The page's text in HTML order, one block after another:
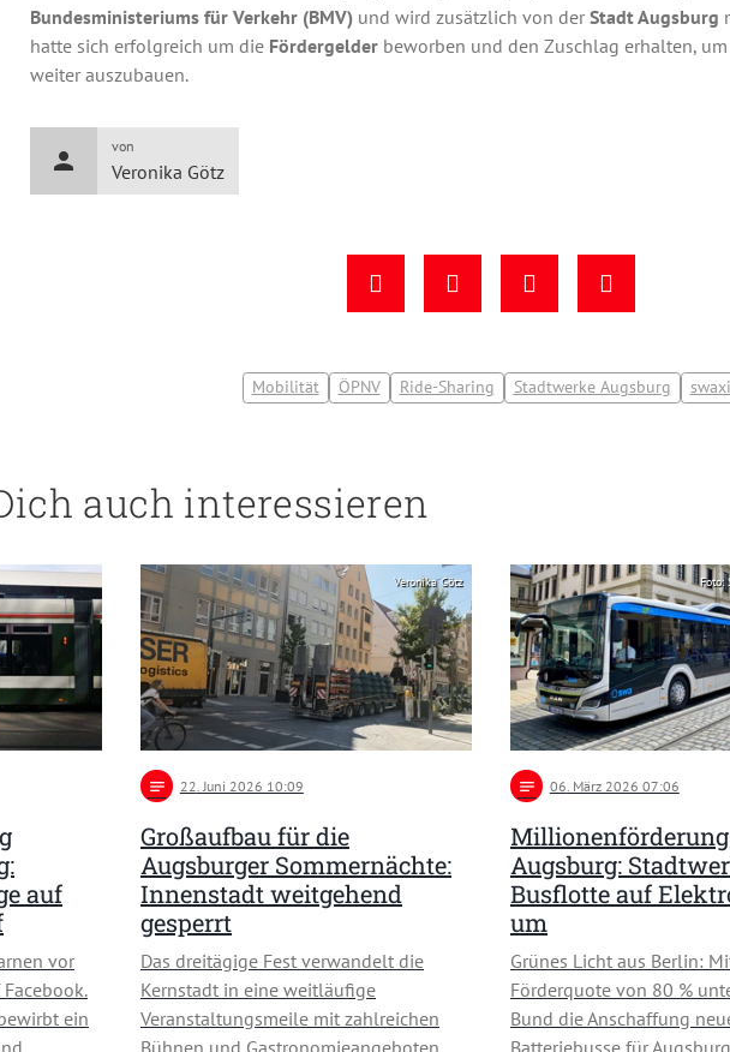
Bundesministeriums für Verkehr (BMV) und wird zusätzlich von der Stadt Augsburg
hatte sich erfolgreich um die Fördergelder beworben und den Zuschlag erhalten,
weiter auszubauen.
person
von
Veronika Götz
Mobilität ÖPNV Ride-Sharing Stadtwerke Augsburg swaxi
auch interessieren
auf
vor
ein
Veronika Götz
notes 22 . Juni 2026 10:09
Großaufbau für die
Augsburger Sommernächte:
Innenstadt weitgehend
gesperrt
Das dreitägige Fest verwandelt die
Kernstadt in eine weitläufige
Veranstaltungsmeile mit zahlreichen
Foto:
notes 06 . März 2026 07:06
Augsburg:
Busflotte auf
um
Grünes Licht aus Berlin:
Förderquote von 80 %
Bund die Anschaffung